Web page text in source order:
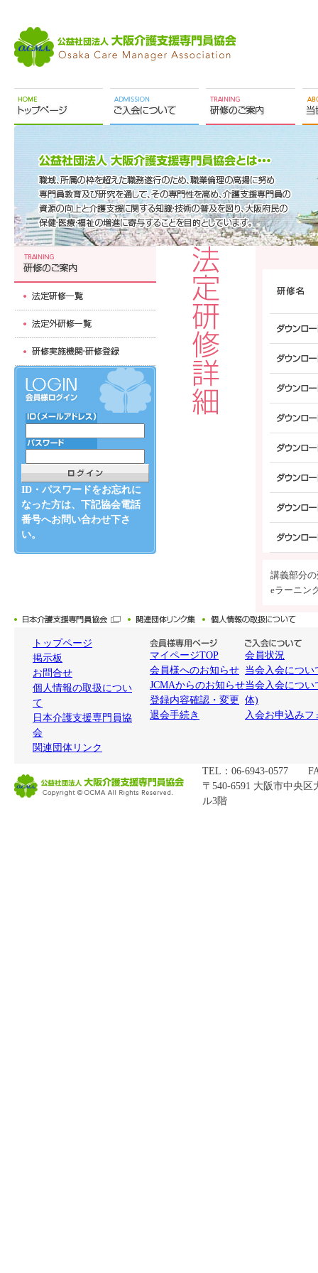
ID・パスワードをお忘れに
なった方は、下記協会電話
番号へお問い合わせ下さ
い。
講義部分
eラーニン
トップページ
掲示板
お問合せ
個人情報の取扱につい
て
日本介護支援専門員協
会
関連団体リンク
マイページTOP
会員様へのお知らせ
JCMAからのお知らせ
登録内容確認・変更
退会手続き
会員状況
当会入会につい
当会入会につい
体)
入会お申込みフ
TEL：06-6943-0577
〒540-6591 大阪市中央
ル3階